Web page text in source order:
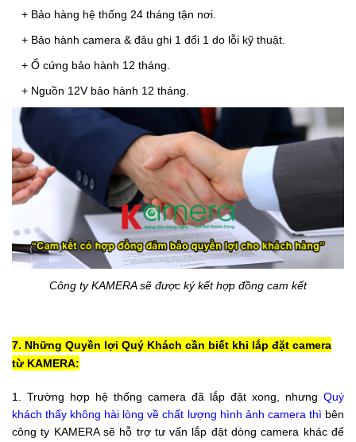
+ Bảo hàng hệ thống 24 tháng tận nơi.
+ Bảo hành camera & đâu ghi 1 đổi 1 do lỗi kỹ thuật.
+ Ổ cứng bảo hành 12 tháng.
+ Nguồn 12V bảo hành 12 tháng.
Công ty KAMERA sẽ được ký kết hợp đồng cam kết
7. Những Quyền lợi Quý Khách cần biết khi lắp đặt camera
từ KAMERA:
1. Trường hợp hệ thống camera đã lắp đặt xong, nhưng Quý
khách thấy không hài lòng về chất lượng hình ảnh camera thì bên
công ty KAMERA sẽ hỗ trợ tư vấn lắp đặt dòng camera khác để